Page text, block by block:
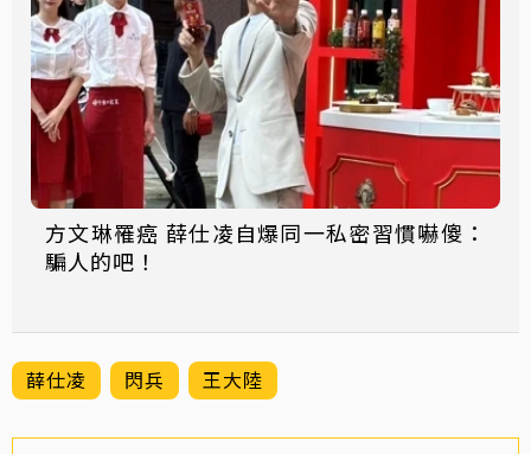
方文琳罹癌 薛仕凌自爆同一私密習慣嚇傻：
騙人的吧！
薛仕凌 閃兵 王大陸